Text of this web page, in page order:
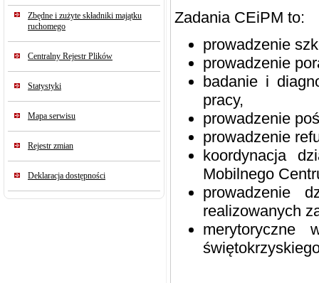
Zbędne i zużyte składniki majątku
ruchomego
Centralny Rejestr Plików
Statystyki
Mapa serwisu
Rejestr zmian
Deklaracja dostępności
Zadania CEiPM to:
prowadzenie
prowadzenie
badanie i
pracy,
prowadzenie
prowadzenie
koordynacja
Mobilnego
prowadzenie
realizowanych
merytoryczne